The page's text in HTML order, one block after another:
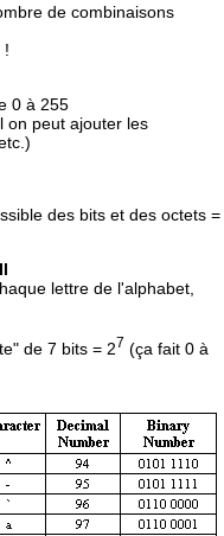
de combinaisons
!
0 à 255
on peut ajouter les
des bits et des octets =
lettre de l'alphabet,
de 7 bits = 27 (ça fait 0 à